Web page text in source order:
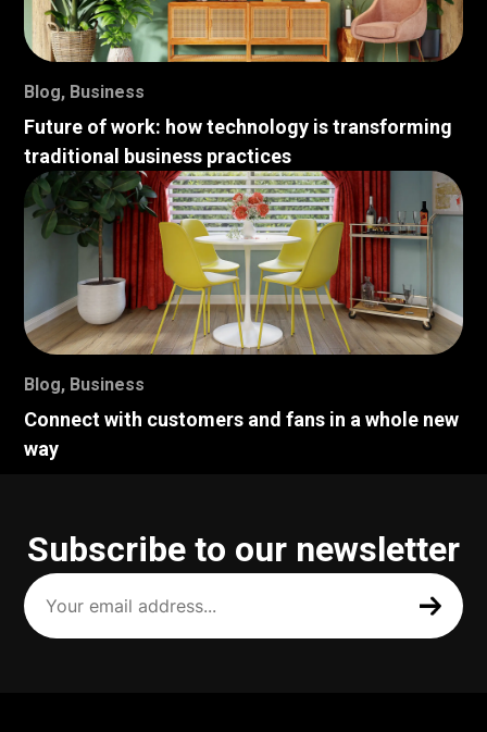
Blog, Business
Future of work: how technology is transforming
traditional business practices
Blog, Business
Connect with customers and fans in a whole new
way
Subscribe to our newsletter
Your
email
address
(Required)